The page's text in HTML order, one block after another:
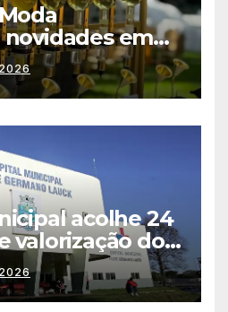
em
para
festas de
acolhe 24
valorização dos
e institui mesa
de negociação